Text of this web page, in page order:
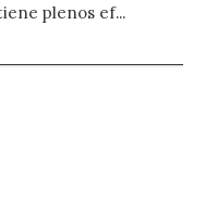
plenos ef...